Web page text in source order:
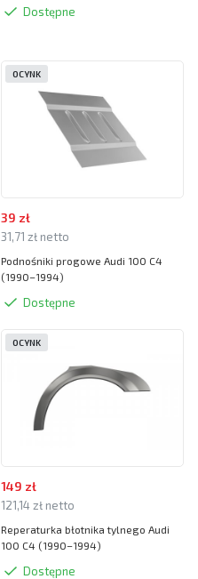
Dostępne
39 zł
31,71 zł netto
Podnośniki progowe Audi 100 C4
(1990–1994)
Dostępne
OCYNK
149 zł
121,14 zł netto
Reperaturka błotnika tylnego Audi
100 C4 (1990–1994)
Dostępne
OCYNK